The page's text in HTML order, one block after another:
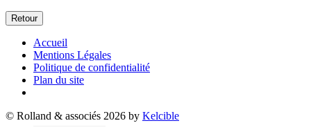
Retour
Accueil
Mentions Légales
Politique de confidentialité
Plan du site
© Rolland & associés 2026 by Kelcible